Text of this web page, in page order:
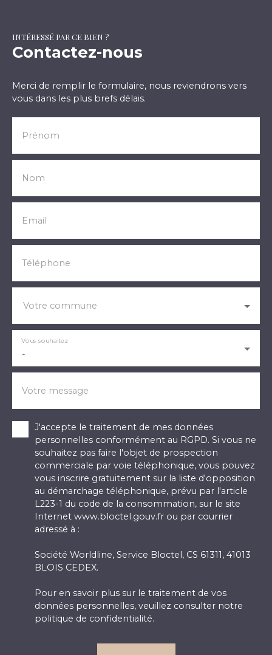
INTÉRESSÉ PAR CE BIEN ?
Contactez-nous
Merci de remplir le formulaire, nous reviendrons vers
vous dans les plus brefs délais.
Prénom
Nom
Email
Téléphone
Votre commune
-
Vous souhaitez
Votre message
J'accepte le traitement de mes données
personnelles conformément au RGPD. Si vous ne
souhaitez pas faire l'objet de prospection
commerciale par voie téléphonique, vous pouvez
vous inscrire gratuitement sur la liste d'opposition
au démarchage téléphonique, prévu par l'article
L223-1 du code de la consommation, sur le site
Internet www.bloctel.gouv.fr ou par courrier
adressé à :
Société Worldline, Service Bloctel, CS 61311, 41013
BLOIS CEDEX.
Pour en savoir plus sur le traitement de vos
données personnelles, veuillez consulter notre
politique de confidentialité.